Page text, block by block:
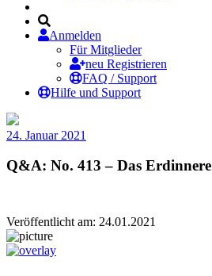
Anmelden
Für Mitglieder
neu Registrieren
FAQ / Support
Hilfe und Support
24. Januar 2021
Q&A: No. 413 – Das Erdinnere
Veröffentlicht am: 24.01.2021